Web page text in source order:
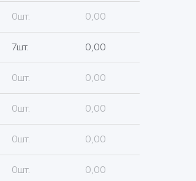
0шт. 0,00
7шт. 0,00
0шт. 0,00
0шт. 0,00
0шт. 0,00
0шт. 0,00